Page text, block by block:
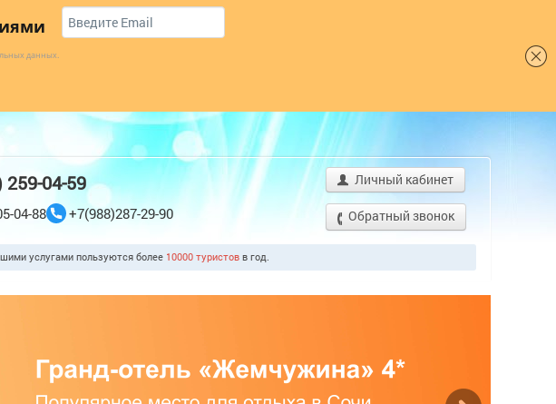
данных.
259-04-59
04-88 +7(988)287-29-90
Личный кабинет
Обратный звонок
услугами пользуются более 10000 туристов в год.